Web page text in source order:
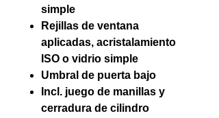
simple
Rejillas de ventana
aplicadas, acristalamiento
ISO o vidrio simple
Umbral de puerta bajo
Incl. juego de manillas y
cerradura de cilindro